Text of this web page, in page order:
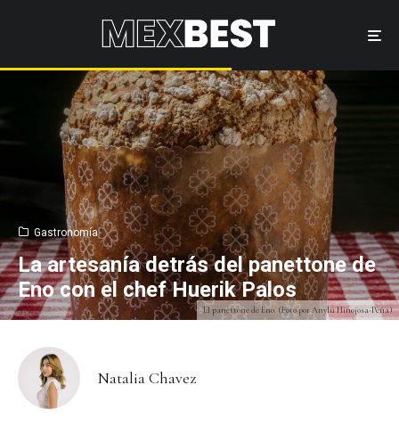
El panettone de Eno. (Foto por Anylú Hinojosa-Peña)
Gastronomía
La artesanía detrás del panettone de
Eno con el chef Huerik Palos
Natalia Chavez